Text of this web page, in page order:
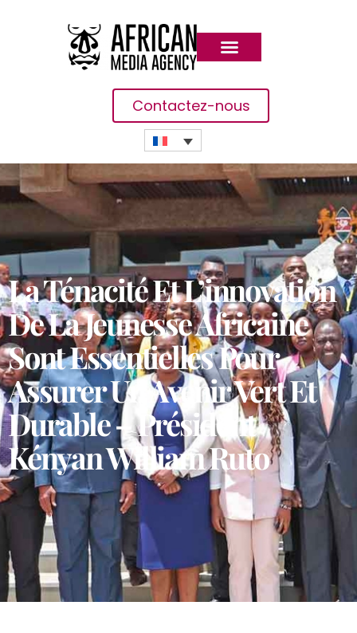
Contactez-nous
La Ténacité Et L’innovation
De La Jeunesse Africaine
Sont Essentielles Pour
Assurer Un Avenir Vert Et
Durable – Président
Kényan William Ruto